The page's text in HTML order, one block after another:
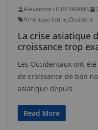
Alexandre LIEBERMANN
Amérique latine,Occident
La crise asiatique
croissance trop
Les Occidentaux ont
de croissance de bon
asiatique depuis
Read More